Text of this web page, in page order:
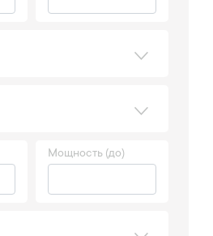
Мощность (до)